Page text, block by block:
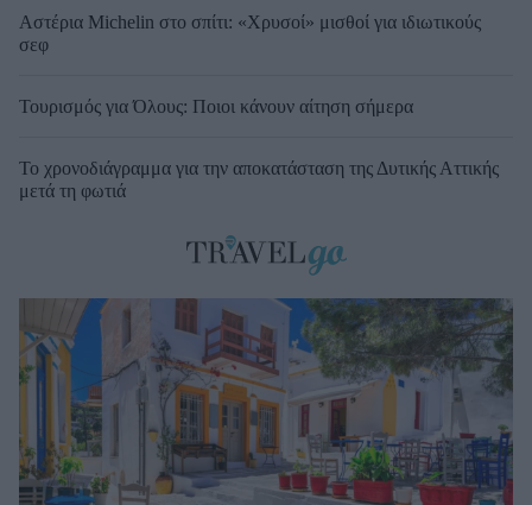
Αστέρια Michelin στο σπίτι: «Χρυσοί» μισθοί για ιδιωτικούς
σεφ
Τουρισμός για Όλους: Ποιοι κάνουν αίτηση σήμερα
Το χρονοδιάγραμμα για την αποκατάσταση της Δυτικής Αττικής
μετά τη φωτιά